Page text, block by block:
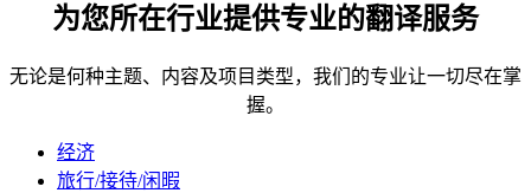
为您所在行业提供专业的翻译服务
无论是何种主题、内容及项目类型，我们的专业让一切尽在掌
握。
经济
旅行/接待/闲暇